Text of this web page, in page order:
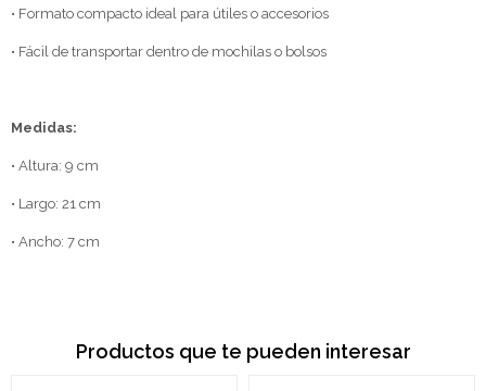
• Formato compacto ideal para útiles o accesorios
• Fácil de transportar dentro de mochilas o bolsos
Medidas:
• Altura: 9 cm
• Largo: 21 cm
• Ancho: 7 cm
Productos que te pueden interesar